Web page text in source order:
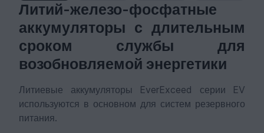
Литий-железо-фосфатные
аккумуляторы с длительным
сроком службы для
возобновляемой энергетики
Литиевые аккумуляторы EverExceed серии EV
используются в основном для систем резервного
питания.